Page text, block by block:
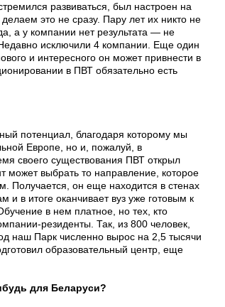
развиваться, был настроен на
это не сразу. Пару лет их никто не
а у компании нет результата — не
исключили 4 компании. Еще один
и интересного он может привнести в
в ПВТ обязательно есть
потенциал, благодаря которому мы
Европе, но и, пожалуй, в
своего существования ПВТ открыл
может выбрать то направление, которое
Получается, он еще находится в стенах
и в итоге оканчивает вуз уже готовым к
в нем платное, но тех, кто
резиденты. Так, из 800 человек,
наш Парк численно вырос на 2,5 тысячи
образовательный центр, еще
для Беларуси?